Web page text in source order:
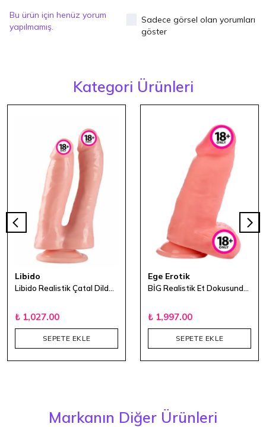
Bu ürün için henüz yorum
yapılmamış.
Sadece görsel olan yorumları
göster
Kategori Ürünleri
Libido
₺ 1,027.00
SEPETE EKLE
Ege Erotik
₺ 1,997.00
SEPETE EKLE
Markanın Diğer Ürünleri